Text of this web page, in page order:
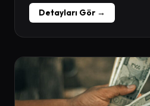
Detayları Gör →